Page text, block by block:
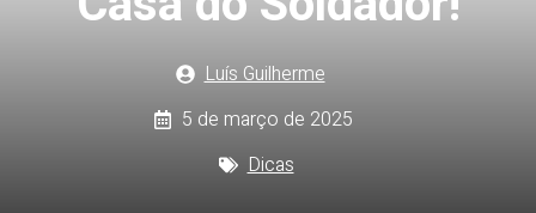
Luís Guilherme
5 de março de 2025
Dicas